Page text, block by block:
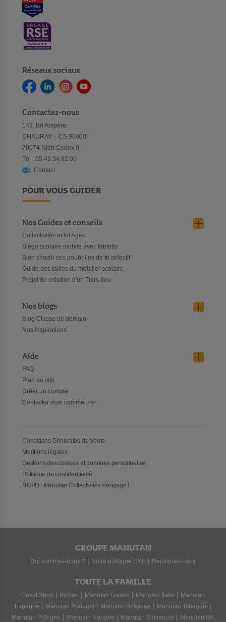
Réseaux sociaux
Contactez-nous
143, Bd Ampère
CHAURAY – CS 90000
79074 Niort Cedex 9
Tél : 05 49 34 62 00
Contact
POUR VOUS GUIDER
Nos Guides et conseils
Collectivités et loi Agec
Siège scolaire mobile avec tablette
Bien choisir ses poubelles de tri sélectif
Guide des tailles du mobilier scolaire
Projet de création d'un Tiers-lieu
Nos blogs
Blog Classe de demain
Nos inspirations
Aide
FAQ
Plan du site
Créer un compte
Contacter mon commercial
Conditions Générales de Vente
Mentions légales
Gestions des cookies et données personnelles
Politique de confidentialité
RGPD : Manutan Collectivités s'engage !
GROUPE MANUTAN
Qui sommes-nous ? | Notre politique RSE | Rejoignez-nous
TOUTE LA FAMILLE
Casal Sport | Pichon | Manutan France | Manutan Italie | Manutan
Espagne | Manutan Portugal | Manutan Belgique | Manutan Tchéquie |
Manutan Pologne | Manutan Hongrie | Manutan Slovaquie | Manutan UK